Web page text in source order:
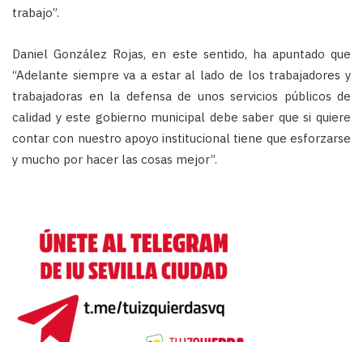
trabajo”.
Daniel González Rojas, en este sentido, ha apuntado que
“Adelante siempre va a estar al lado de los trabajadores y
trabajadoras en la defensa de unos servicios públicos de
calidad y este gobierno municipal debe saber que si quiere
contar con nuestro apoyo institucional tiene que esforzarse
y mucho por hacer las cosas mejor”.